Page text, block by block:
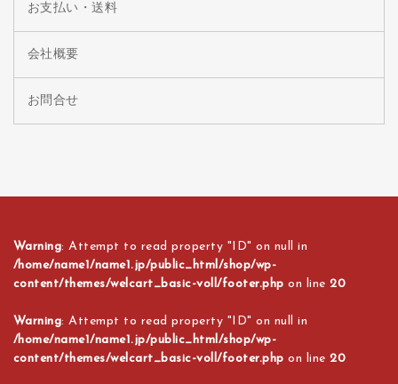
お支払い・送料
会社概要
お問合せ
Warning: Attempt to read property "ID" on null in
/home/name1/name1.jp/public_html/shop/wp-
content/themes/welcart_basic-voll/footer.php on line20
Warning: Attempt to read property "ID" on null in
/home/name1/name1.jp/public_html/shop/wp-
content/themes/welcart_basic-voll/footer.php on line20